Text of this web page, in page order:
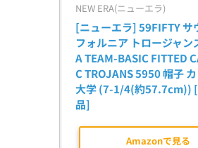
NEW ERA(ニューエラ)
[ニューエラ] 59FIFTY サ
フォルニア トロージャン
A TEAM-BASIC FITTED
C TROJANS 5950 帽子
大学 (7-1/4(約57.7cm)) [
品]
Amazonで見る